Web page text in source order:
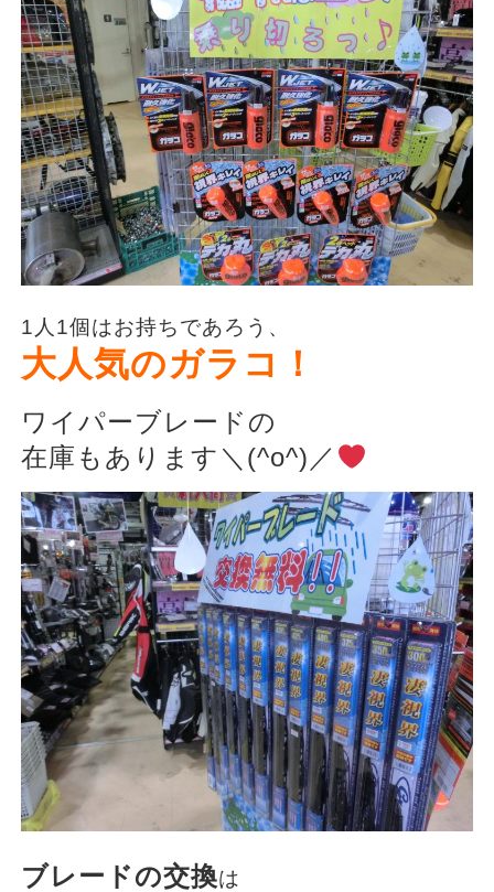
1人1個はお持ちであろう、
大人気のガラコ！
ワイパーブレードの
在庫もあります＼(^o^)／
ブレードの交換は